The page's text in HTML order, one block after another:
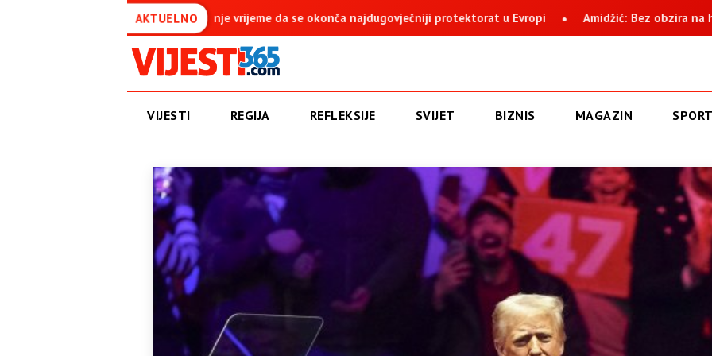
AKTUELNO
vrijeme da se okonča najdugovječniji protektorat u Evropi Amidžić: Bez obzira na histeriju i nervozu, Suljagić i institucija na
VIJESTI REGIJA REFLEKSIJE SVIJET BIZNIS MAGAZIN SPORT